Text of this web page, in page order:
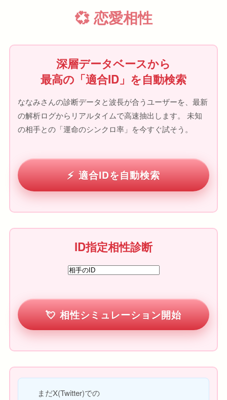
💞 恋愛相性
深層データベースから
最高の「適合ID」を自動検索
ななみさんの診断データと波長が合うユーザーを、最新
の解析ログからリアルタイムで高速抽出します。 未知
の相手との「運命のシンクロ率」を今すぐ試そう。
適合IDを自動検索
ID指定相性診断
相性シミュレーション開始
まだX(Twitter)での